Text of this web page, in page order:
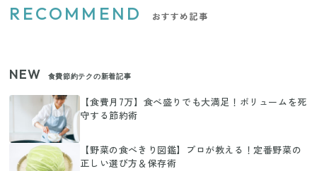
RECOMMEND おすすめ記事
NEW 食費節約テクの新着記事
【食費月7万】食べ盛りでも大満足！ボリュームを死
守する節約術
【野菜の食べきり図鑑】プロが教える！定番野菜の
正しい選び方＆保存術